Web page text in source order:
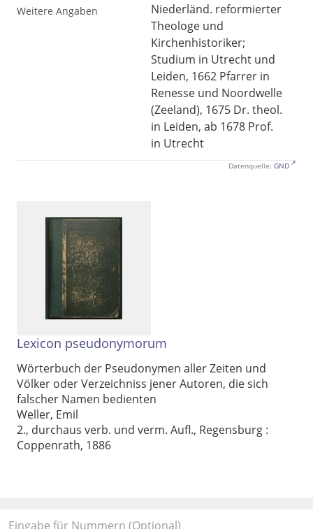
Weitere Angaben
Niederländ. reformierter
Theologe und
Kirchenhistoriker;
Studium in Utrecht und
Leiden, 1662 Pfarrer in
Renesse und Noordwelle
(Zeeland), 1675 Dr. theol.
in Leiden, ab 1678 Prof.
in Utrecht
Datenquelle: GND
Lexicon pseudonymorum
Wörterbuch der Pseudonymen aller Zeiten und
Völker oder Verzeichniss jener Autoren, die sich
falscher Namen bedienten
Weller, Emil
2., durchaus verb. und verm. Aufl., Regensburg :
Coppenrath, 1886